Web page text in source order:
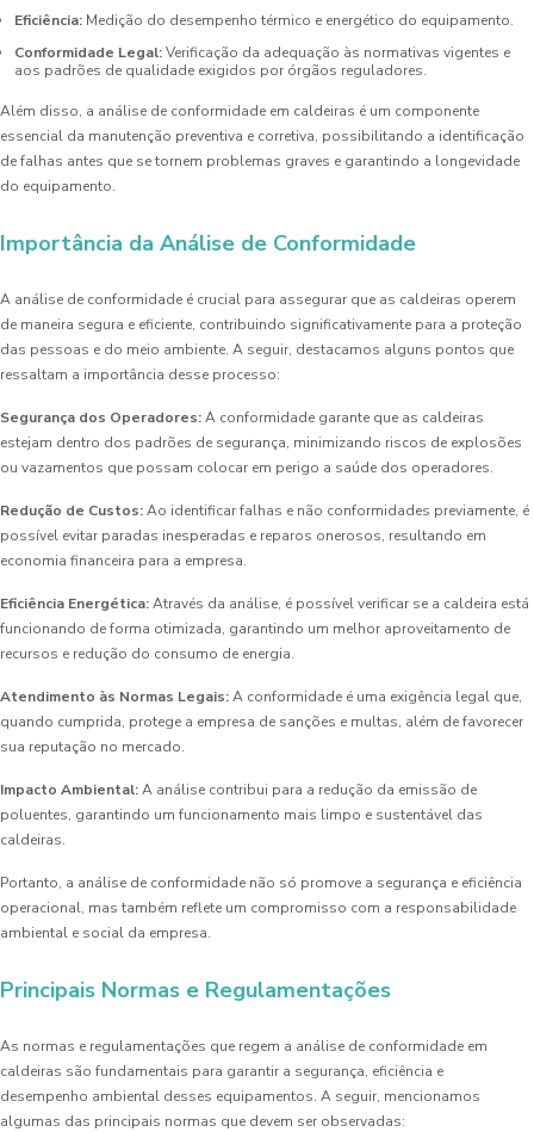
Eficiência: Medição do desempenho térmico e energético do equipamento.
Conformidade Legal:Verificação da adequação às normativas vigentes e
aos padrões de qualidade exigidos por órgãos reguladores.
Além disso, a análise de conformidade em caldeiras é um componente
essencial da manutenção preventiva e corretiva, possibilitando a identificação
de falhas antes que se tornem problemas graves e garantindo a longevidade
do equipamento.
Importância da Análise de Conformidade
A análise de conformidade é crucial para assegurar que as caldeiras operem
de maneira segura e eficiente, contribuindo significativamente para a proteção
das pessoas e do meio ambiente. A seguir, destacamos alguns pontos que
ressaltam a importância desse processo:
Segurança dos Operadores:A conformidade garante que as caldeiras
estejam dentro dos padrões de segurança, minimizando riscos de explosões
ou vazamentos que possam colocar em perigo a saúde dos operadores.
Redução de Custos:Ao identificar falhas e não conformidades previamente, é
possível evitar paradas inesperadas e reparos onerosos, resultando em
economia financeira para a empresa.
Eficiência Energética:Através da análise, é possível verificar se a caldeira está
funcionando de forma otimizada, garantindo um melhor aproveitamento de
recursos e redução do consumo de energia.
Atendimento às Normas Legais:A conformidade é uma exigência legal que,
quando cumprida, protege a empresa de sanções e multas, além de favorecer
sua reputação no mercado.
Impacto Ambiental:A análise contribui para a redução da emissão de
poluentes, garantindo um funcionamento mais limpo e sustentável das
caldeiras.
Portanto, a análise de conformidade não só promove a segurança e eficiência
operacional, mas também reflete um compromisso com a responsabilidade
ambiental e social da empresa.
Principais Normas e Regulamentações
As normas e regulamentações que regem a análise de conformidade em
caldeiras são fundamentais para garantir a segurança, eficiência e
desempenho ambiental desses equipamentos. A seguir, mencionamos
algumas das principais normas que devem ser observadas: